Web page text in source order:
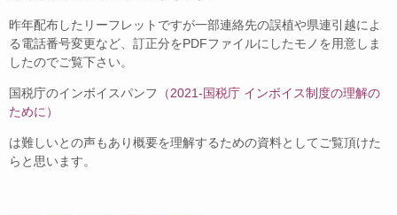
昨年配布したリーフレットですが一部連絡先の誤植や県連引越によ
る電話番号変更など、訂正分をPDFファイルにしたモノを用意しま
したのでご覧下さい。
国税庁のインボイスパンフ
（2021-国税庁 インボイス制度の理解の
ために）
は難しいとの声もあり概要を理解するための資料としてご覧頂けた
らと思います。